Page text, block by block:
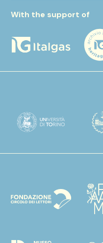
With the support of